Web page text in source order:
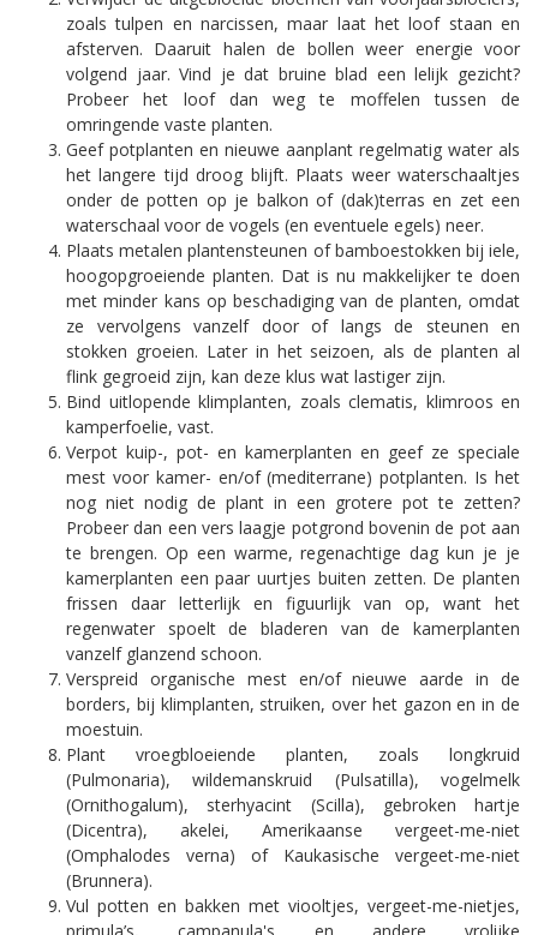
zoals tulpen en narcissen, maar laat het loof staan en
afsterven. Daaruit halen de bollen weer energie voor
volgend jaar. Vind je dat bruine blad een lelijk gezicht?
Probeer het loof dan weg te moffelen tussen de
omringende vaste planten.
Geef potplanten en nieuwe aanplant regelmatig water als
het langere tijd droog blijft. Plaats weer waterschaaltjes
onder de potten op je balkon of (dak)terras en zet een
waterschaal voor de vogels (en eventuele egels) neer.
Plaats metalen plantensteunen of bamboestokken bij iele,
hoogopgroeiende planten. Dat is nu makkelijker te doen
met minder kans op beschadiging van de planten, omdat
ze vervolgens vanzelf door of langs de steunen en
stokken groeien. Later in het seizoen, als de planten al
flink gegroeid zijn, kan deze klus wat lastiger zijn.
Bind uitlopende klimplanten, zoals clematis, klimroos en
kamperfoelie, vast.
Verpot kuip-, pot- en kamerplanten en geef ze speciale
mest voor kamer- en/of (mediterrane) potplanten. Is het
nog niet nodig de plant in een grotere pot te zetten?
Probeer dan een vers laagje potgrond bovenin de pot aan
te brengen. Op een warme, regenachtige dag kun je je
kamerplanten een paar uurtjes buiten zetten. De planten
frissen daar letterlijk en figuurlijk van op, want het
regenwater spoelt de bladeren van de kamerplanten
vanzelf glanzend schoon.
Verspreid organische mest en/of nieuwe aarde in de
borders, bij klimplanten, struiken, over het gazon en in de
moestuin.
Plant vroegbloeiende planten, zoals longkruid
(Pulmonaria), wildemanskruid (Pulsatilla), vogelmelk
(Ornithogalum), sterhyacint (Scilla), gebroken hartje
(Dicentra), akelei, Amerikaanse vergeet-me-niet
(Omphalodes verna) of Kaukasische vergeet-me-niet
(Brunnera).
Vul potten en bakken met viooltjes, vergeet-me-nietjes,